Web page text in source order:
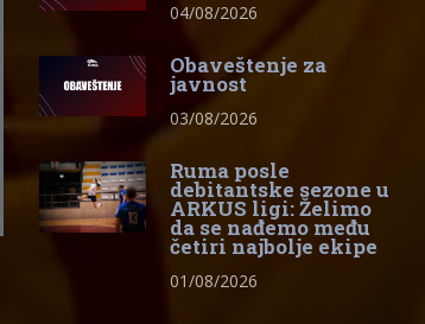
04/08/2026
Obaveštenje za
javnost
03/08/2026
Ruma posle
debitantske sezone u
ARKUS ligi: Želimo
da se nađemo među
četiri najbolje ekipe
01/08/2026